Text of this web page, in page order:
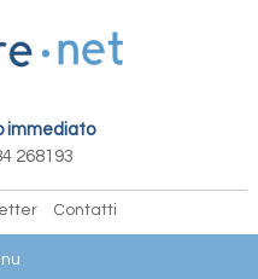
immediato
268193
Contatti